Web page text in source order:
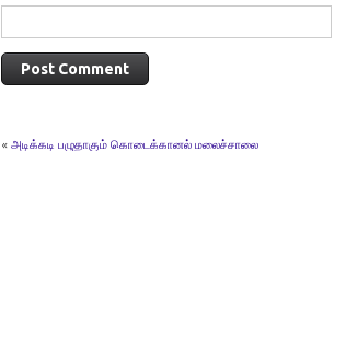
« அடிக்கடி பழுதாகும் கொடைக்கானல் மலைச்சாலை